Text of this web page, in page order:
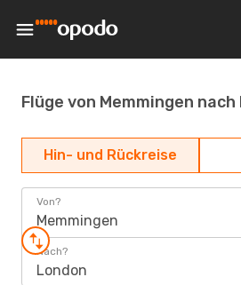
Flüge von Memmingen nach
Hin- und Rückreise
Von?
Memmingen
Nach?
London